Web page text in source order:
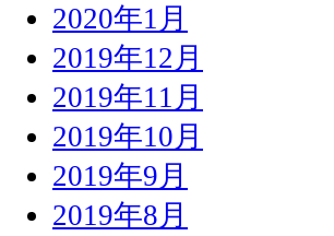
2020年1月
2019年12月
2019年11月
2019年10月
2019年9月
2019年8月